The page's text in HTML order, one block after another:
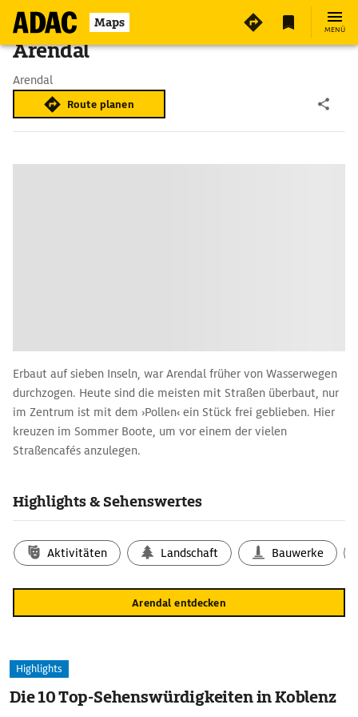
Maps MENÜ
Arendal
Arendal
Route planen
Erbaut auf sieben Inseln, war Arendal früher von Wasserwegen
durchzogen. Heute sind die meisten mit Straßen überbaut, nur
im Zentrum ist mit dem ›Pollen‹ ein Stück frei geblieben. Hier
kreuzen im Sommer Boote, um vor einem der vielen
Straßencafés anzulegen.
Highlights & Sehenswertes
Aktivitäten Landschaft Bauwerke
Arendal entdecken
Highlights
Die 10 Top-Sehenswürdigkeiten in Koblenz